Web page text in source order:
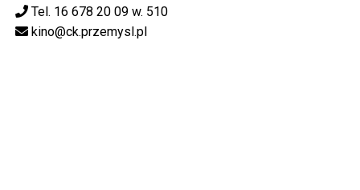
Tel. 16 678 20 09 w. 510
kino@ck.przemysl.pl